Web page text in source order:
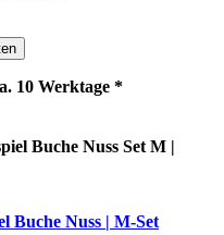
10 Werktage *
Buche Nuss | M-Set